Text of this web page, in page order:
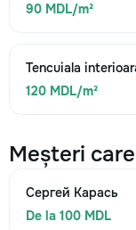
90 MDL/m²
Tencuiala
120 MDL/m²
Meșteri
Сергей Карась
De la 100 MDL